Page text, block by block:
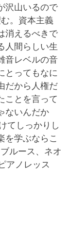
沢山いるので
。資本主義
消えるべきで
人間らしい生
音レベルの音
とってもなに
だから人権だ
ことを言って
ないんだか
てしっかりし
を学ぶならこ
ルース、ネオ
アノレッス